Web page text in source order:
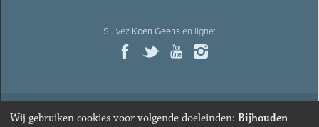
Suivez Koen Geensen ligne:
Wij gebruiken cookies voor volgende doeleinden: Bijhouden